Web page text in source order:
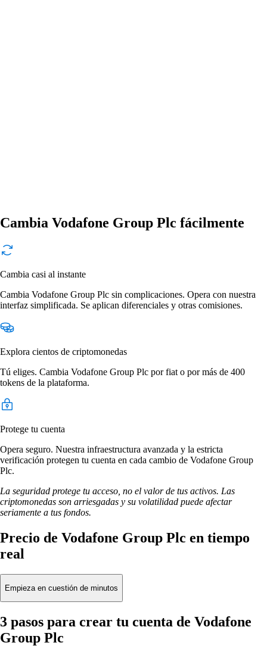
Cambia Vodafone Group Plc fácilmente
Cambia casi al instante
Cambia Vodafone Group Plc sin complicaciones. Opera con nuestra
interfaz simplificada. Se aplican diferenciales y otras comisiones.
Explora cientos de criptomonedas
Tú eliges. Cambia Vodafone Group Plc por fiat o por más de 400
tokens de la plataforma.
Protege tu cuenta
Opera seguro. Nuestra infraestructura avanzada y la estricta
verificación protegen tu cuenta en cada cambio de Vodafone Group
Plc.
La seguridad protege tu acceso, no el valor de tus activos. Las
criptomonedas son arriesgadas y su volatilidad puede afectar
seriamente a tus fondos.
Precio de Vodafone Group Plc en tiempo
real
Empieza en cuestión de minutos
3 pasos para crear tu cuenta de Vodafone
Group Plc